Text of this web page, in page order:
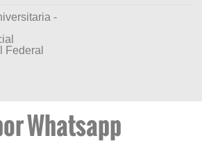
-
Federal
Whatsapp